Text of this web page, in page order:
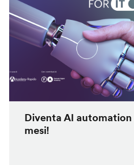
Diventa AI
mesi!